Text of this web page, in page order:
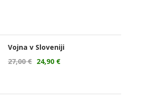
Vojna v Sloveniji
27,00€ 24,90 €